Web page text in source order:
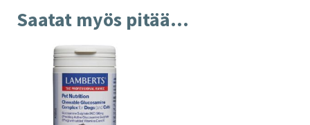
Saatat myös pitää...